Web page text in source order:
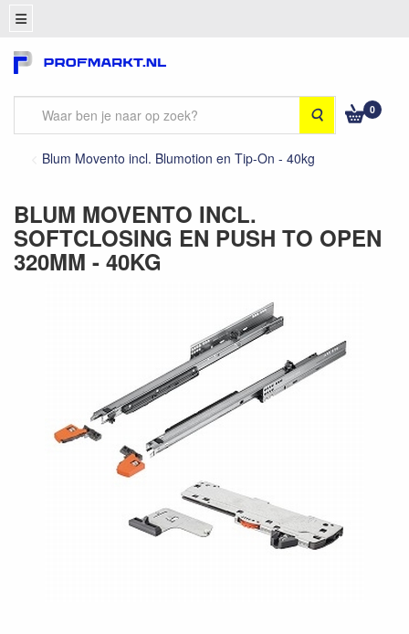
Zoeken 0
Blum Movento incl. Blumotion en Tip-On - 40kg
BLUM MOVENTO INCL.
SOFTCLOSING EN PUSH TO OPEN
320MM - 40KG